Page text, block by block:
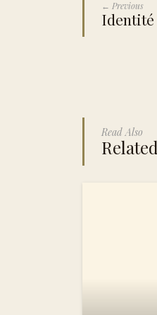
← Previous
Identité
Read Also